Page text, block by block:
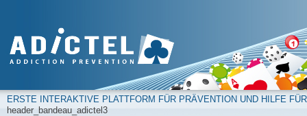
ERSTE INTERAKTIVE PLATTFORM FÜR PRÄVENTION UND HILFE
header_bandeau_adictel3